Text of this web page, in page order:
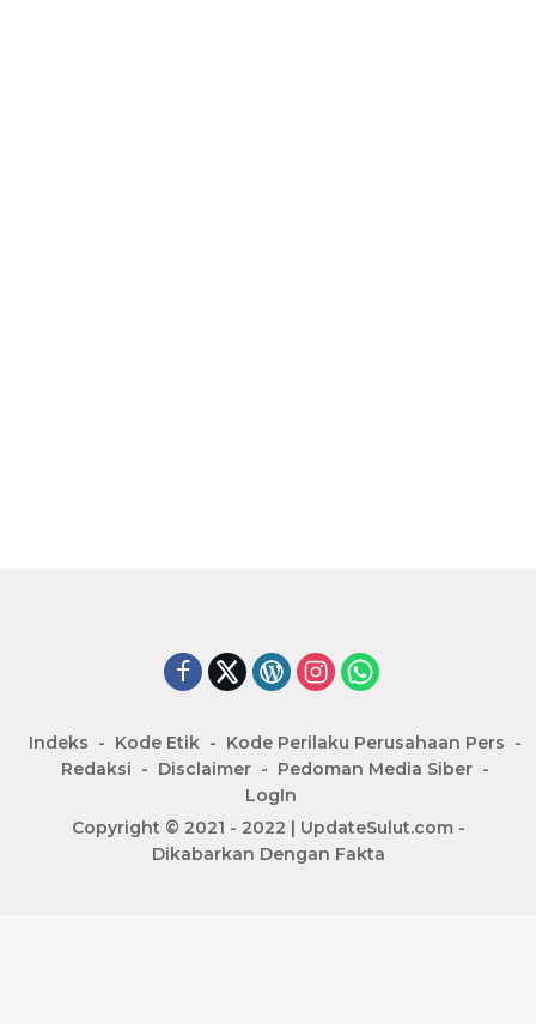
Indeks Kode Etik
Kode Perilaku Perusahaan Pers
Redaksi
Disclaimer
Pedoman Media Siber
LogIn
Copyright © 2021 - 2022 | UpdateSulut.com -
Dikabarkan Dengan Fakta